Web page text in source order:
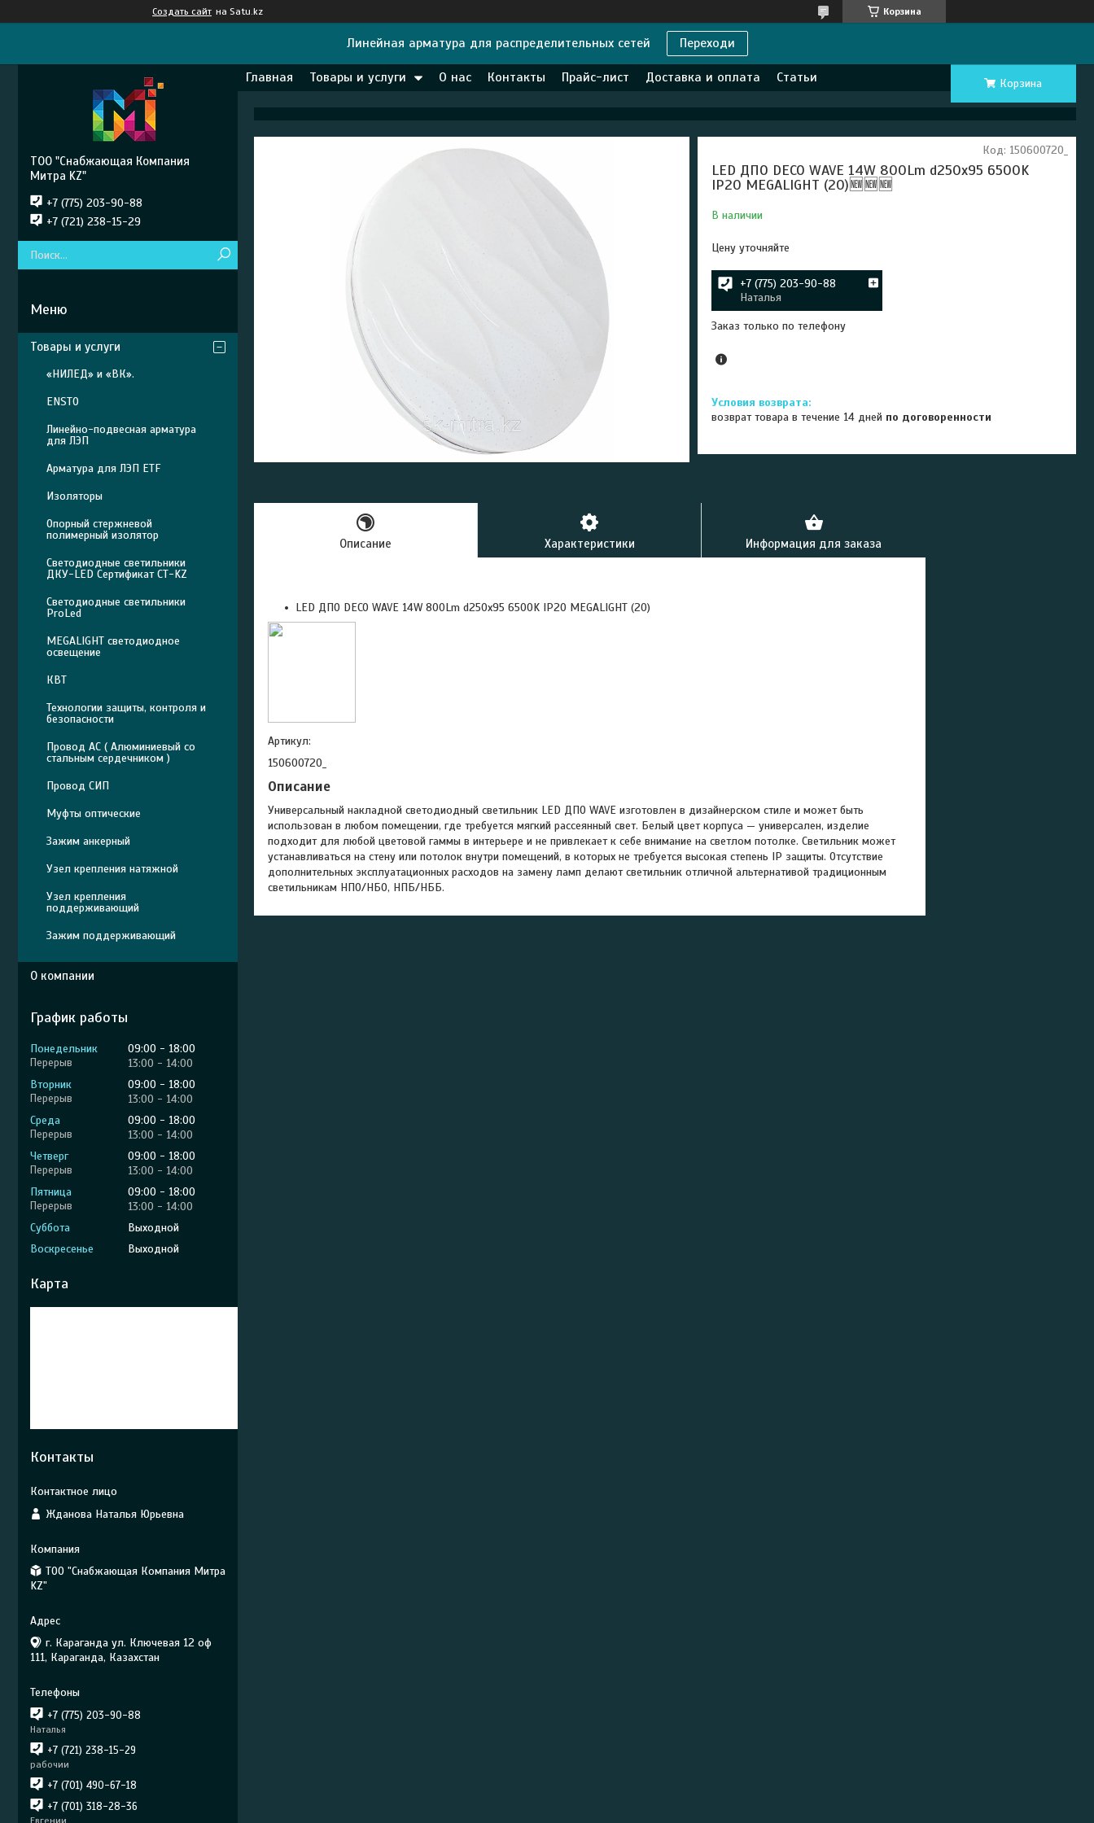
Создать сайт на Satu.kz Корзина
Линейная арматура для распределительных сетей Переходи
Главная Товары и услуги О нас Контакты Прайс-лист Доставка и оплата Статьи Корзина
LED ДПО DECO WAVE 14W 800Lm d250x95 6500K
IP20 MEGALIGHT (20)🆕🆕🆕
В наличии
Код: 150600720_
Цену уточняйте
+7 (775) 203-90-88
Наталья
Заказ только по телефону
возврат товара в течение 14 дней по договоренности
Описание Характеристики Информация для заказа
LED ДПО DECO WAVE 14W 800Lm d250x95 6500K IP20 MEGALIGHT (20)
Артикул:
150600720_
Описание
Универсальный накладной светодиодный светильник LED ДПО WAVE изготовлен в дизайнерском стиле и может быть
использован в любом помещении, где требуется мягкий рассеянный свет. Белый цвет корпуса — универсален, изделие
подходит для любой цветовой гаммы в интерьере и не привлекает к себе внимание на светлом потолке. Светильник может
устанавливаться на стену или потолок внутри помещений, в которых не требуется высокая степень IP защиты. Отсутствие
дополнительных эксплуатационных расходов на замену ламп делают светильник отличной альтернативой традиционным
светильникам НПО/НБО, НПБ/НББ.
ТОО "Снабжающая Компания
Митра KZ"
+7 (775) 203-90-88
+7 (721) 238-15-29
Товары и услуги
«НИЛЕД» и «ВК».
ENSTO
Линейно-подвесная арматура
для ЛЭП
Арматура для ЛЭП ETF
Изоляторы
Опорный стержневой
полимерный изолятор
Светодиодные светильники
ДКУ-LED Сертификат СТ-KZ
Светодиодные светильники
ProLed
MEGALIGHT светодиодное
освещение
КВТ
Технологии защиты, контроля и
безопасности
Провод АС ( Алюминиевый со
стальным сердечником )
Провод СИП
Муфты оптические
Зажим анкерный
Узел крепления натяжной
Узел крепления
поддерживающий
Зажим поддерживающий
О компании
График работы
Понедельник 09:00
18:00
13:00
14:00
Вторник
09:00
18:00
13:00
14:00
Среда
09:00
18:00
13:00
14:00
Четверг
09:00
18:00
13:00
14:00
Пятница
09:00
18:00
13:00
14:00
Суббота
Выходной
Воскресенье
Выходной
Карта
Контакты
Жданова Наталья Юрьевна
ТОО "Снабжающая Компания Митра
KZ"
г. Караганда ул. Ключевая 12 оф
111, Караганда, Казахстан
+7 (775) 203-90-88
Наталья
+7 (721) 238-15-29
рабочии
+7 (701) 490-67-18
+7 (701) 318-28-36
Евгении